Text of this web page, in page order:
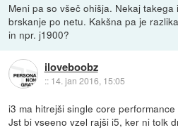
Meni pa so všeč ohišja. Nekaj
brskanje po netu. Kakšna pa je
in npr. j1900?
iloveboobz
:: 14. jan 2016, 15:05
i3 ma hitrejši single core
Jst bi vseeno vzel rajši i5, ker ni tolk